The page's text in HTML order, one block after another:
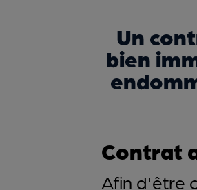
Un
bien
Contrat
Afin d'être